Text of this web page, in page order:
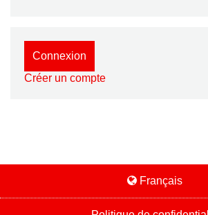
Connexion
Créer un compte
Français